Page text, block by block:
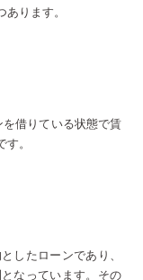
ります。
借りている状態で賃
。
したローンであり、
なっています。その